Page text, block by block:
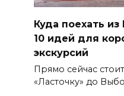
Куда поехать
10 идей для
экскурсий
Прямо сейчас
«Ласточку» до